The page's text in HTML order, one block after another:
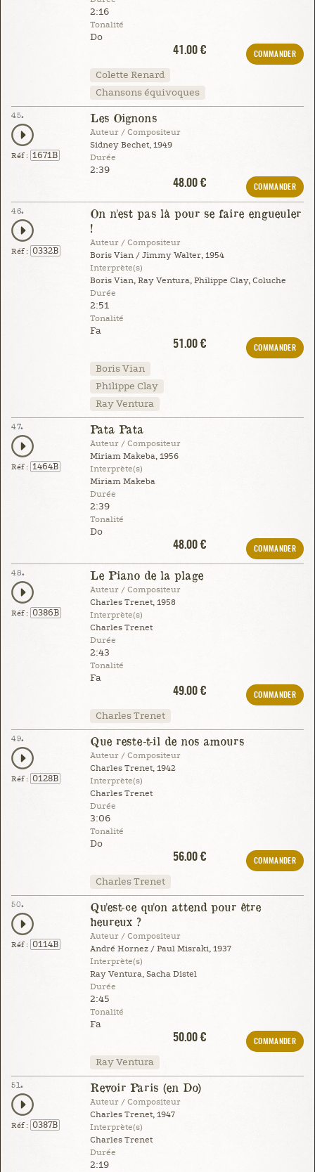
2:16
Tonalité
Do
41.00 €
COMMANDER
Colette Renard
Chansons équivoques
45.
Réf : 1671B
Les Oignons
Auteur / Compositeur
Sidney Bechet, 1949
Durée
2:39
48.00 €
COMMANDER
46.
Réf : 0332B
On n'est pas là pour se faire engueuler
!
Auteur / Compositeur
Boris Vian / Jimmy Walter, 1954
Interprète(s)
Boris Vian, Ray Ventura, Philippe Clay, Coluche
Durée
2:51
Tonalité
Fa
51.00 €
COMMANDER
Boris Vian
Philippe Clay
Ray Ventura
47.
Réf : 1464B
Pata Pata
Auteur / Compositeur
Miriam Makeba, 1956
Interprète(s)
Miriam Makeba
Durée
2:39
Tonalité
Do
48.00 €
COMMANDER
48.
Réf : 0386B
Le Piano de la plage
Auteur / Compositeur
Charles Trenet, 1958
Interprète(s)
Charles Trenet
Durée
2:43
Tonalité
Fa
49.00 €
COMMANDER
Charles Trenet
49.
Réf : 0128B
Que reste-t-il de nos amours
Auteur / Compositeur
Charles Trenet, 1942
Interprète(s)
Charles Trenet
Durée
3:06
Tonalité
Do
56.00 €
COMMANDER
Charles Trenet
50.
Réf : 0114B
Qu'est-ce qu'on attend pour être
heureux ?
Auteur / Compositeur
André Hornez / Paul Misraki, 1937
Interprète(s)
Ray Ventura, Sacha Distel
Durée
2:45
Tonalité
Fa
50.00 €
COMMANDER
Ray Ventura
51.
Réf : 0387B
Revoir Paris (en Do)
Auteur / Compositeur
Charles Trenet, 1947
Interprète(s)
Charles Trenet
Durée
2:19